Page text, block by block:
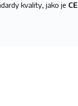
kvality, jako je CE